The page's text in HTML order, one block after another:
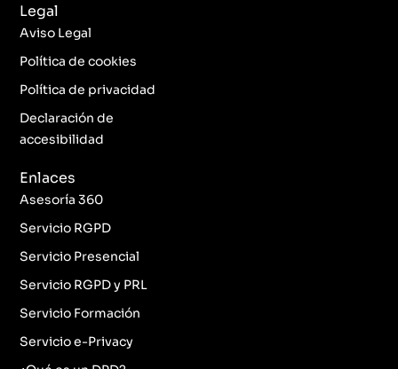
e
b
o
k
-
f
a
r
m
r i
n
Enlaces
Asesoría 360
Servicio RGPD
Servicio Presencial
Servicio RGPD y PRL
Servicio Formación
Servicio e-Privacy
Legal
Aviso Legal
Política de cookies
Política de privacidad
Declaración de
accesibilidad